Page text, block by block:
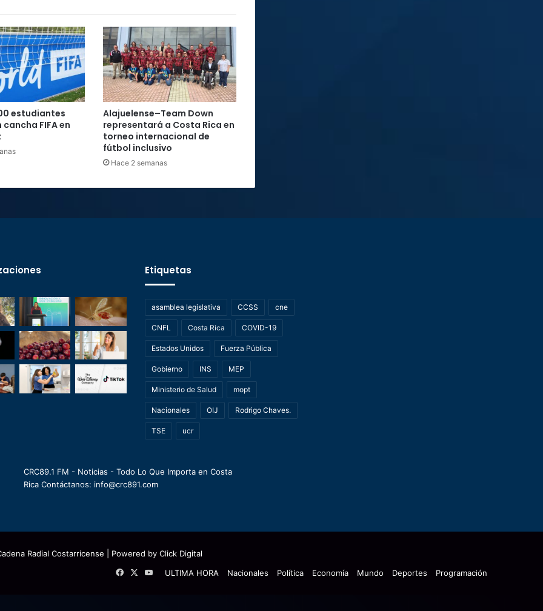
estudiantes
FIFA en
Alajuelense–Team Down
representará a Costa Rica en
torneo internacional de
fútbol inclusivo
Hace 2 semanas
Etiquetas
asamblea legislativa CCSS cne
CNFL Costa Rica COVID-19
Estados Unidos Fuerza Pública
Gobierno INS MEP
Ministerio de Salud mopt
Nacionales OIJ Rodrigo Chaves.
TSE ucr
CRC89.1 FM - Noticias - Todo Lo Que Importa en Costa
Rica Contáctanos: info@crc891.com
Radial Costarricense | Powered by Click Digital
ULTIMA HORA
Nacionales Política Economía Mundo Deportes Programación
Facebook
X YouTube